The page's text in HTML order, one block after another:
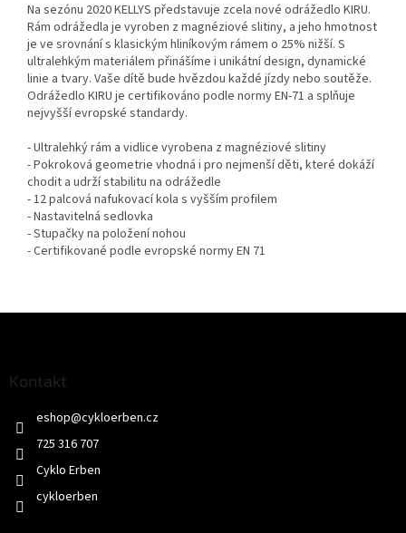
Na sezónu 2020 KELLYS představuje zcela nové odrážedlo KIRU.
Rám odrážedla je vyroben z magnéziové slitiny, a jeho hmotnost
je ve srovnání s klasickým hliníkovým rámem o 25% nižší. S
ultralehkým materiálem přinášíme i unikátní design, dynamické
linie a tvary. Vaše dítě bude hvězdou každé jízdy nebo soutěže.
Odrážedlo KIRU je certifikováno podle normy EN-71 a splňuje
nejvyšší evropské standardy.
- Ultralehký rám a vidlice vyrobena z magnéziové slitiny
- Pokroková geometrie vhodná i pro nejmenší děti, které dokáží
chodit a udrží stabilitu na odrážedle
- 12 palcová nafukovací kola s vyšším profilem
- Nastavitelná sedlovka
- Stupačky na položení nohou
- Certifikované podle evropské normy EN 71
Kontakt
eshop@cykloerben.cz
725 316 707
Cyklo Erben
cykloerben